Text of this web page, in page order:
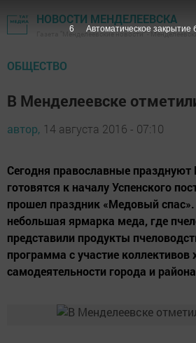
НОВОСТИ МЕНДЕЛЕЕВСКА
Газета "Менделеевские новости" -
ОБЩЕСТВО
В Менделеевске
автор, 14 августа 2016 - 07:10
Сегодня православные
готовятся к началу Успенского
прошел праздник «Медовый
небольшая ярмарка меда, где
представили продукты
программа с участие коллективов
самодеятельности города и
5 Автоматическое закрытие